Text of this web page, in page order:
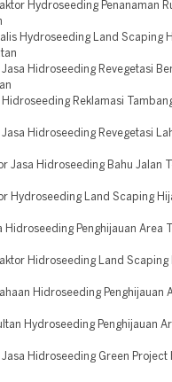
Hydroseeding Penanaman
Hydroseeding Land Scaping
Hidroseeding Revegetasi
Reklamasi
Hidroseeding Revegetasi
Jasa Hidroseeding Bahu Jalan
Hydroseeding Land Scaping
Penghijauan Area
Hidroseeding Land Scaping
Hidroseeding Penghijauan
Hydroseeding Penghijauan
Hidroseeding Green Project